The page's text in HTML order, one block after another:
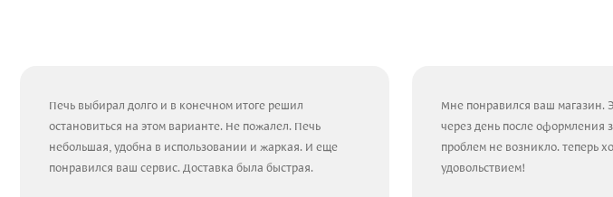
Печь выбирал долго и в конечном итоге решил
остановиться на этом варианте. Не пожалел. Печь
небольшая, удобна в использовании и жаркая. И еще
понравился ваш сервис. Доставка была быстрая.
Мне понравился ваш магазин.
через день после оформления
проблем не возникло. теперь
удовольствием!